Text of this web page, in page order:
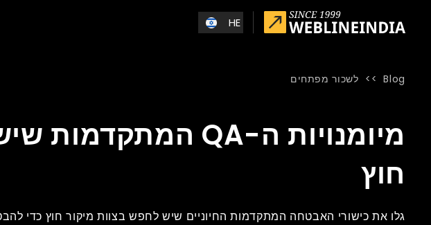
Skip to main content
HE
Blog
>> לשכור מפתחים
חוץ
גלו את כישורי האבטחה המתקדמות החיוניים שיש לחפש בצוות מיקור חוץ כדי